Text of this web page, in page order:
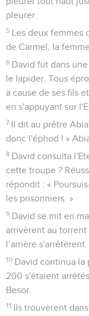
pleurer.
5 Les deux femmes
de Carmel, la
6 David fut dans
le lapider. Tous
à cause de ses fils
en s'appuyant sur
7 Il dit au prêtre
donc l'éphod ! »
8 David consulta
cette troupe ?
répondit : «
les prisonniers. »
9 David se mit en
arrivèrent au
l’arrière s'arrêtèrent.
10 David continua la
200 s'étaient
Besor.
11 Ils trouvèrent